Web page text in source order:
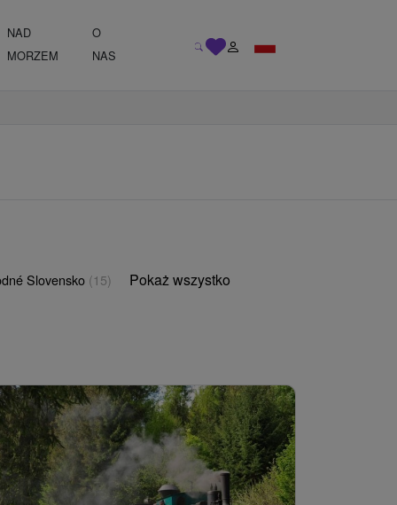
NAD
MORZEM
O
NAS
Slovensko (15) Pokaż wszystko